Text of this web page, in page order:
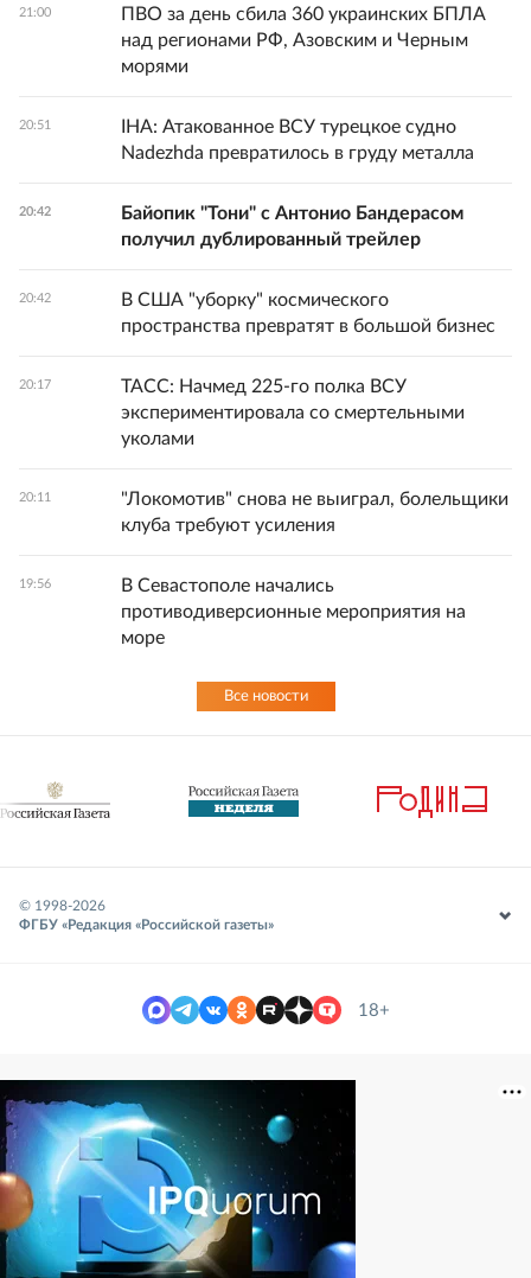
21:00
ПВО за день сбила 360 украинских БПЛА
над регионами РФ, Азовским и Черным
морями
20:51
IHA: Атакованное ВСУ турецкое судно
Nadezhda превратилось в груду металла
20:42
Байопик "Тони" с Антонио Бандерасом
получил дублированный трейлер
20:42
В США "уборку" космического
пространства превратят в большой бизнес
20:17
ТАСС: Начмед 225-го полка ВСУ
экспериментировала со смертельными
уколами
20:11
"Локомотив" снова не выиграл, болельщики
клуба требуют усиления
19:56
В Севастополе начались
противодиверсионные мероприятия на
море
Все новости
© 1998-2026
ФГБУ «Редакция «Российской газеты»
18+